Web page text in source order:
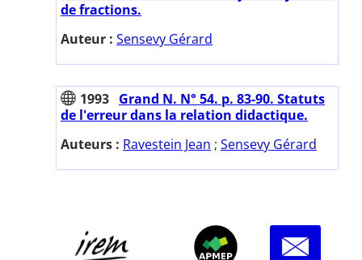
de fractions.
Auteur : Sensevy Gérard
1993 Grand N. N° 54. p. 83-90. Statuts
de l'erreur dans la relation didactique.
Auteurs : Ravestein Jean ; Sensevy Gérard